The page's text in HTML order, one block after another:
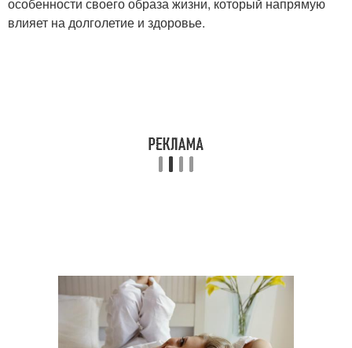
влияет на долголетие и здоровье.